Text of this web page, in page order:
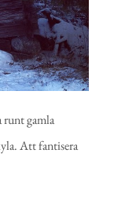
runt gamla
Att fantisera